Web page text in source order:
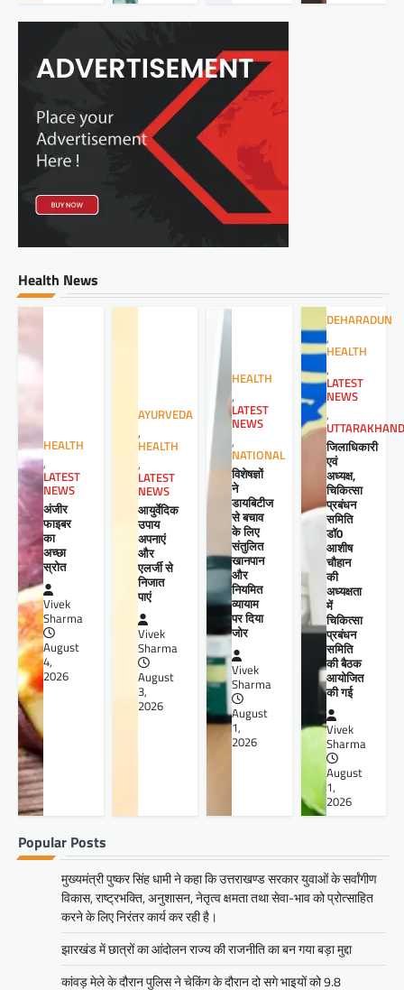
Health News
HEALTH
,
LATEST
NEWS
अंजीर
फाइबर
का
अच्छा
स्रोत
Vivek
Sharma
August
4,
2026
AYURVEDA
,
HEALTH
,
LATEST
NEWS
आयुर्वेदिक
उपाय
अपनाएं
और
एलर्जी से
निजात
पाएं
Vivek
Sharma
August
3,
2026
HEALTH
,
LATEST
NEWS
,
NATIONAL
विशेषज्ञों
ने
डायबिटीज
से बचाव
के लिए
संतुलित
खानपान
और
नियमित
व्यायाम
पर दिया
जोर
Vivek
Sharma
August
1,
2026
DEHARADUN
,
HEALTH
,
LATEST
NEWS
,
UTTARAKHAND
जिलाधिकारी
एवं
अध्यक्ष,
चिकित्सा
प्रबंधन
समिति
डॉ0
आशीष
चौहान
की
अध्यक्षता
में
चिकित्सा
प्रबंधन
समिति
की बैठक
आयोजित
की गई
Vivek
Sharma
August
1,
2026
Popular Posts
मुख्यमंत्री पुष्कर सिंह धामी ने कहा कि उत्तराखण्ड सरकार युवाओं के सर्वांगीण
विकास, राष्ट्रभक्ति, अनुशासन, नेतृत्व क्षमता तथा सेवा-भाव को प्रोत्साहित
करने के लिए निरंतर कार्य कर रही है।
झारखंड में छात्रों का आंदोलन राज्य की राजनीति का बन गया बड़ा मुद्दा
कांवड़ मेले के दौरान पुलिस ने चेकिंग के दौरान दो सगे भाइयों को 9.8